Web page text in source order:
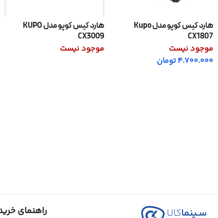
هارد کیس کوپو مدل Kupo
CX1807
موجود نیست
4.700.000تومان
هارد کیس کوپو مدل KUPO
CX3009
موجود نیست
راهنمای